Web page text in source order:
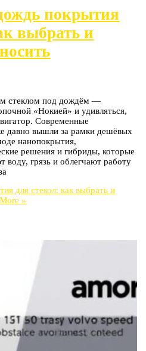
покрытия
выбрать и
стеклом под дождём —
«Нокией» и удивляться,
Современные
давно вышли за рамки дешёвых
нанопокрытия,
решения и гибриды, которые
воду, грязь и облегчают работу
для стекол: как выбрать и
»